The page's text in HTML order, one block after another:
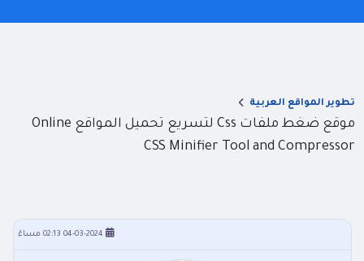
تطوير المواقع العربية
موقع ضغط ملفات Css لتسريع تحميل المواقع Online
CSS Minifier Tool and Compressor
04-03-2024 02:13 مساءً